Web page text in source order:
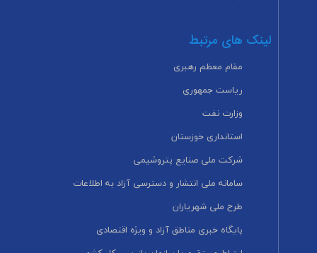
لینک های مرتبط
مقام معظم رهبری
ریاست جمهوری
وزارت نفت
استانداری خوزستان
شرکت ملی صنایع پتروشیمی
سامانه ملی انتشار و دسترسی آزاد به اطلاعات
طرح ملی شهریاران
پایگاه خبری مناطق آزاد و ویژه اقتصادی